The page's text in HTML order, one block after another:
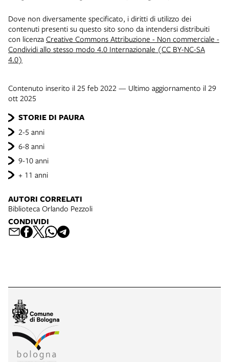
STORIE DI PAURA
2-5 anni
6-8 anni
9-10 anni
+ 11 anni
Dove non diversamente specificato, i diritti di utilizzo dei
contenuti presenti su questo sito sono da intendersi distribuiti
con licenza Creative Commons Attribuzione - Non commerciale -
Condividi allo stesso modo 4.0 Internazionale (CC BY-NC-SA
4.0)
Contenuto inserito il 25 feb 2022 — Ultimo aggiornamento il 29
ott 2025
AUTORI CORRELATI
Biblioteca Orlando Pezzoli
CONDIVIDI